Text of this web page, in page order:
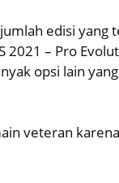
edisi yang
2021 – Pro
opsi lain
veteran